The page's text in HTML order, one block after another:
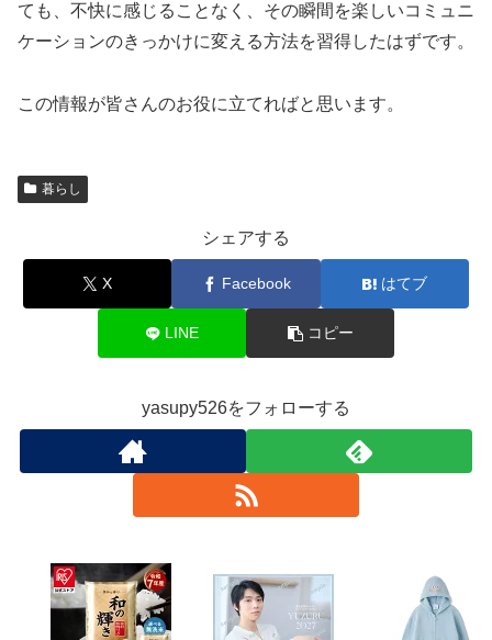
ても、不快に感じることなく、その瞬間を楽しいコミュニ
ケーションのきっかけに変える方法を習得したはずです。
この情報が皆さんのお役に立てればと思います。
暮らし
シェアする
X Facebook はてブ
LINE コピー
yasupy526をフォローする